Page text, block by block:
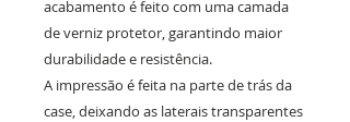
acabamento é feito com uma camada
de verniz protetor, garantindo maior
durabilidade e resistência.
A impressão é feita na parte de trás da
case, deixando as laterais transparentes